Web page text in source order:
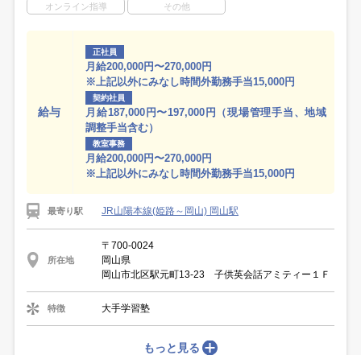
オンライン指導 その他
給与
正社員
月給200,000円〜270,000円
※上記以外にみなし時間外勤務手当15,000円
契約社員
月給187,000円〜197,000円（現場管理手当、地域
調整手当含む）
教室事務
月給200,000円〜270,000円
※上記以外にみなし時間外勤務手当15,000円
最寄り駅 JR山陽本線(姫路～岡山) 岡山駅
所在地
〒700-0024
岡山県
岡山市北区駅元町13-23 子供英会話アミティー１Ｆ
特徴 大手学習塾
もっと見る